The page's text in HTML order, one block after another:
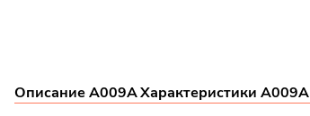
Описание A009AХарактеристики A009A